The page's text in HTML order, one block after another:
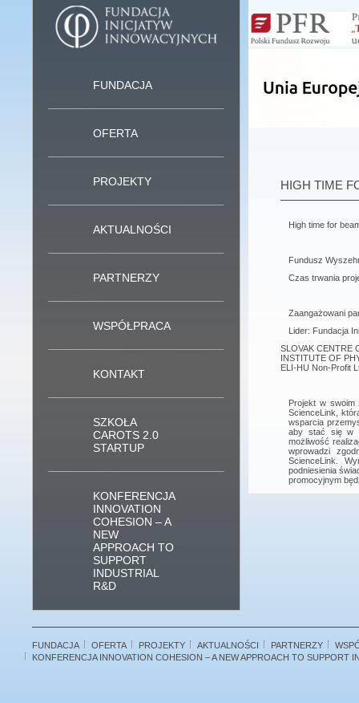
FUNDACJA
OFERTA
PROJEKTY
AKTUALNOŚCI
PARTNERZY
WSPÓŁPRACA
KONTAKT
SZKOŁA
CAROTS 2.0
STARTUP
KONFERENCJA
INNOVATION
COHESION – A
NEW
APPROACH TO
SUPPORT
INDUSTRIAL
R&D
HIGH TIME
High time for
Fundusz
Czas trwania
Zaangażowani
Lider: Fundacja
SLOVAK CENTRE
INSTITUTE OF
ELI-HU Non-Profit
Projekt w swoim
ScienceLink,
wsparcia
aby stać się w
możliwość
wprowadzi
ScienceLink.
podniesienia
promocyjnym
FUNDACJA OFERTA PROJEKTY AKTUALNOŚCI PARTNERZY
KONFERENCJA INNOVATION COHESION – A NEW APPROACH TO SUPPORT